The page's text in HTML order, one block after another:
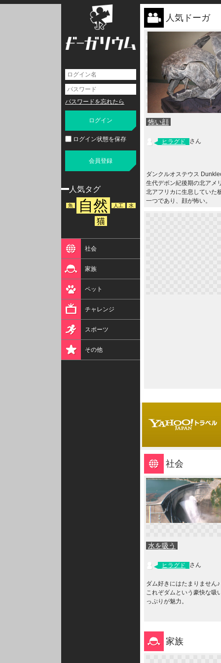
パスワードを忘れたら
ログイン状態を保存
会員登録
人気タグ
魚 自然 人工 水
猫
社会
家族
ペット
チャレンジ
スポーツ
その他
人気ドーガ
怖い顔
ヒラグド さん
ダンクルオステウス
生代デボン紀後期の北アメ
北アフリカに生息していた
一つであり、顔が怖い。
社会
水を吸う
ヒラグド さん
ダム好きにはたまりませ
これぞダムという豪快な吸
っぷりが魅力。
家族